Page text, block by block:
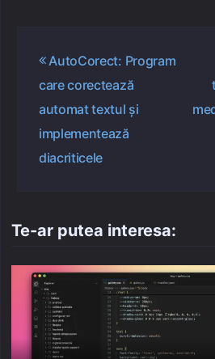
Navigare
articole
AutoCorect: Program
care corectează
automat textul și
implementează
diacriticele
Te-ar putea interesa: